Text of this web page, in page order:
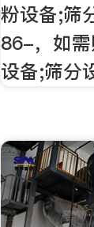
粉设备;筛
86-，如需
设备;筛分